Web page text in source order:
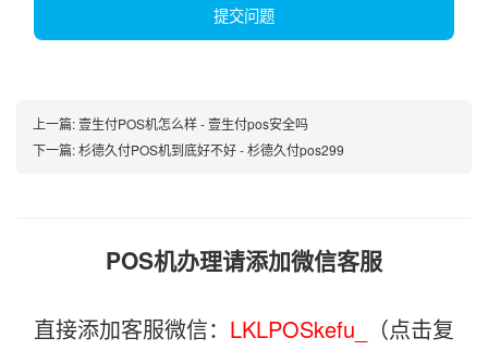
提交问题
上一篇:壹生付POS机怎么样 - 壹生付pos安全吗
下一篇:杉德久付POS机到底好不好 - 杉德久付pos299
POS机办理请添加微信客服
直接添加客服微信： LKLPOSkefu_ （点击复